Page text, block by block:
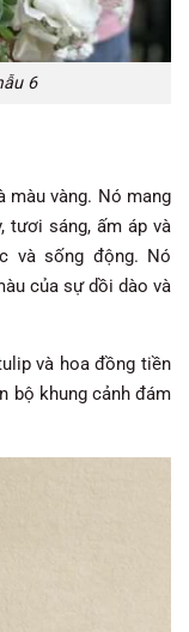
6
màu vàng. Nó mang
tươi sáng, ấm áp và
và sống động. Nó
của sự dồi dào và
và hoa đồng tiền
bộ khung cảnh đám